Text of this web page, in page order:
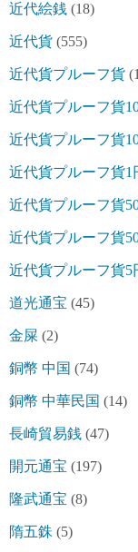
近代絵銭 (18)
近代貨 (555)
近代貨プルーフ貨
近代貨プルーフ貨
近代貨プルーフ貨
近代貨プルーフ貨1
近代貨プルーフ貨
近代貨プルーフ貨
近代貨プルーフ貨5
道光通宝 (45)
金屎 (2)
銅幣 中国 (74)
銅幣 中華民国 (14)
長崎貿易銭 (47)
開元通宝 (197)
隆武通宝 (8)
隋五銖 (5)